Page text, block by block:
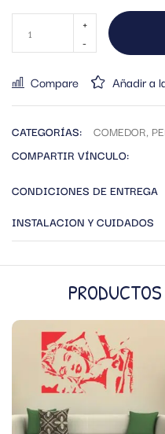
Compare Añadir a
CATEGORÍAS: COMEDOR,
COMPARTIR VÍNCULO:
CONDICIONES DE ENTREGA
INSTALACION Y CUIDADOS